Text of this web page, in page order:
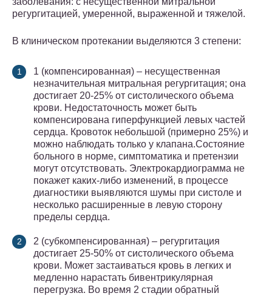
регургитацией, умеренной, выраженной и тяжелой.
В клиническом протекании выделяются 3 степени:
1 (компенсированная) – несущественная
незначительная митральная регургитация; она
достигает 20-25% от систолического объема
крови. Недостаточность может быть
компенсирована гиперфункцией левых частей
сердца. Кровоток небольшой (примерно 25%) и
можно наблюдать только у клапана.Состояние
больного в норме, симптоматика и претензии
могут отсутствовать. Электрокардиограмма не
покажет каких-либо изменений, в процессе
диагностики выявляются шумы при систоле и
несколько расширенные в левую сторону
пределы сердца.
2 (субкомпенсированная) – регургитация
достигает 25-50% от систолического объема
крови. Может застаиваться кровь в легких и
медленно нарастать бивентрикулярная
перегрузка. Во время 2 стадии обратный